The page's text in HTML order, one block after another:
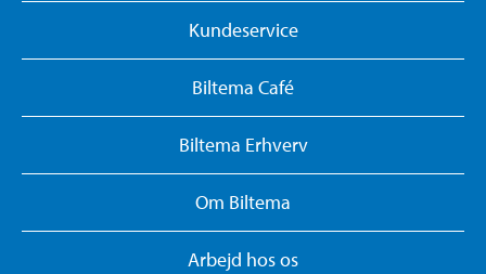
Kundeservice
Biltema Café
Biltema Erhverv
Om Biltema
Arbejd hos os